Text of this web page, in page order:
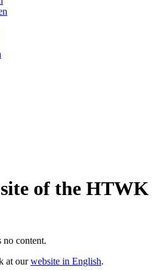
of the HTWK
no content.
at ourwebsite in English.